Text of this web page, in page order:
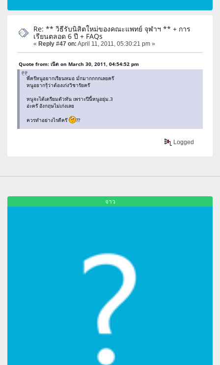
Re: ** วิธีรับนิสิตใหม่ของคณะแพทย์ จุฬาฯ ** + การ
เรียนตลอด 6 ปี + FAQs
« Reply #47 on: April 11, 2011, 05:30:21 pm »
Quote from: เน๊ต on March 30, 2011, 04:54:52 pm
พี่คร๊หนูอยากเรียนหมอ มั่กมากกกกเลยคร๊
หนูอยากรุ้ว่าต้องเก่งวิชารัยคร๊
หนูจะได้เตรียมตัวทัน เพราะปีนี้หนูอยุ่ม.3
อ่ะคร๊ อังกฤษไม่เก่งเลย
ควรทำอย่างไรดีคร๊ ??
Logged
จาว